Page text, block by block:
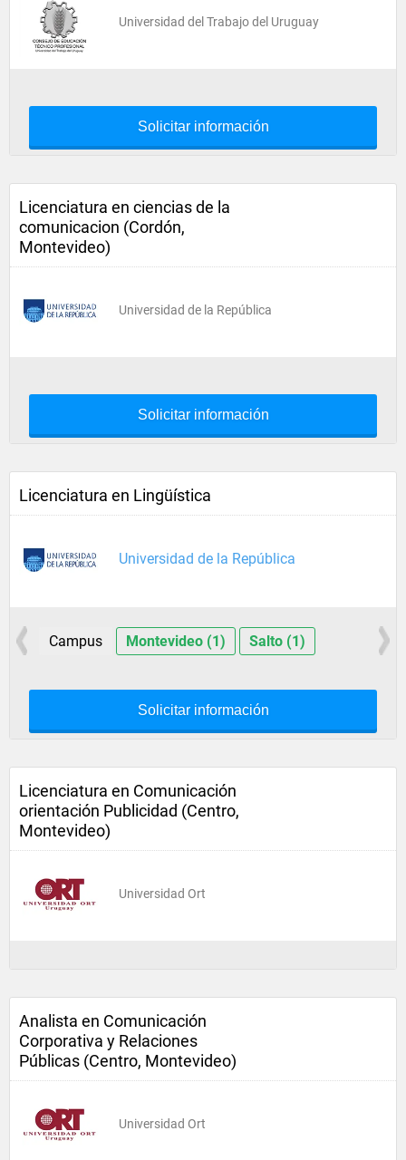
Universidad del Trabajo del Uruguay
Solicitar información
Licenciatura en ciencias de la
comunicacion (Cordón,
Montevideo)
Universidad de la República
Solicitar información
Licenciatura en Lingüística
Universidad de la República
Campus Montevideo (1) Salto (1)
Solicitar información
Licenciatura en Comunicación
orientación Publicidad (Centro,
Montevideo)
Universidad Ort
Analista en Comunicación
Corporativa y Relaciones
Públicas (Centro, Montevideo)
Universidad Ort